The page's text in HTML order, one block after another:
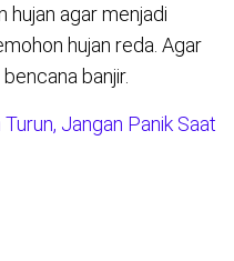
hujan agar menjadi
hujan reda. Agar
banjir.
Jangan Panik Saat